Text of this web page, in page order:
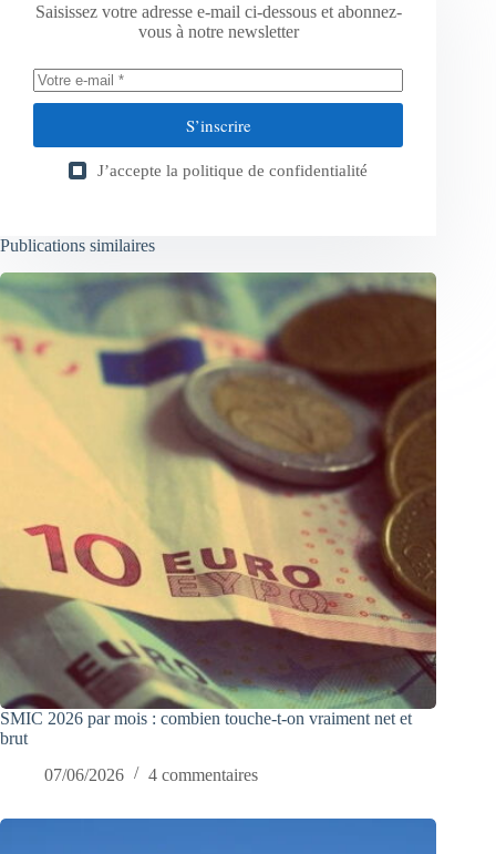
Saisissez votre adresse e-mail ci-dessous et abonnez-
vous à notre newsletter
S’inscrire
J’accepte la politique de confidentialité
Publications similaires
SMIC 2026 par mois : combien touche-t-on vraiment net et
brut
07/06/2026
4 commentaires